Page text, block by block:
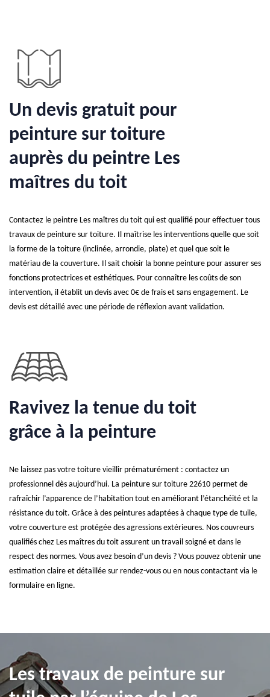
Un devis gratuit pour
peinture sur toiture
auprès du peintre Les
maîtres du toit
Contactez le peintre Les maîtres du toit qui est qualifié pour effectuer tous
travaux de peinture sur toiture. Il maîtrise les interventions quelle que soit
la forme de la toiture (inclinée, arrondie, plate) et quel que soit le
matériau de la couverture. Il sait choisir la bonne peinture pour assurer ses
fonctions protectrices et esthétiques. Pour connaître les coûts de son
intervention, il établit un devis avec 0€ de frais et sans engagement. Le
devis est détaillé avec une période de réflexion avant validation.
Ravivez la tenue du toit
grâce à la peinture
Ne laissez pas votre toiture vieillir prématurément : contactez un
professionnel dès aujourd’hui. La peinture sur toiture 22610 permet de
rafraîchir l’apparence de l’habitation tout en améliorant l’étanchéité et la
résistance du toit. Grâce à des peintures adaptées à chaque type de tuile,
votre couverture est protégée des agressions extérieures. Nos couvreurs
qualifiés chez Les maîtres du toit assurent un travail soigné et dans le
respect des normes. Vous avez besoin d’un devis ? Vous pouvez obtenir une
estimation claire et détaillée sur rendez-vous ou en nous contactant via le
formulaire en ligne.
Les travaux de peinture sur